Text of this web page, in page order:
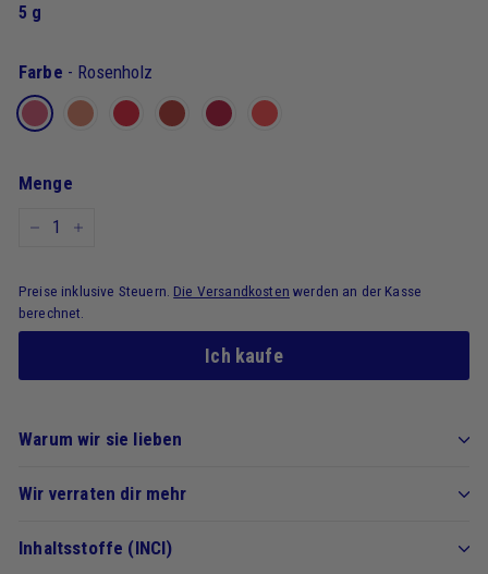
5 g
Farbe - Rosenholz
Menge
Preise inklusive Steuern. Die Versandkosten werden an der Kasse
berechnet.
Ich kaufe
Warum wir sie lieben
Wir verraten dir mehr
Inhaltsstoffe (INCI)